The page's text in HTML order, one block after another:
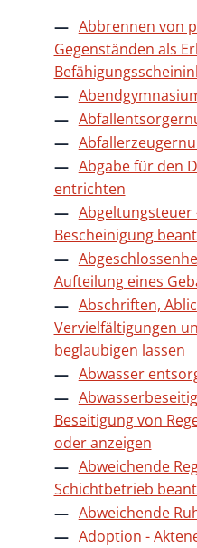
Abbrennen von
Gegenständen als
Abgabe für den
entrichten
Abgeltungsteuer
Bescheinigung
Aufteilung eines
Abschriften,
Vervielfältigungen
beglaubigen lassen
Abwasser
Beseitigung von
oder anzeigen
Abweichende
Schichtbetrieb
Abweichende
Adoption -